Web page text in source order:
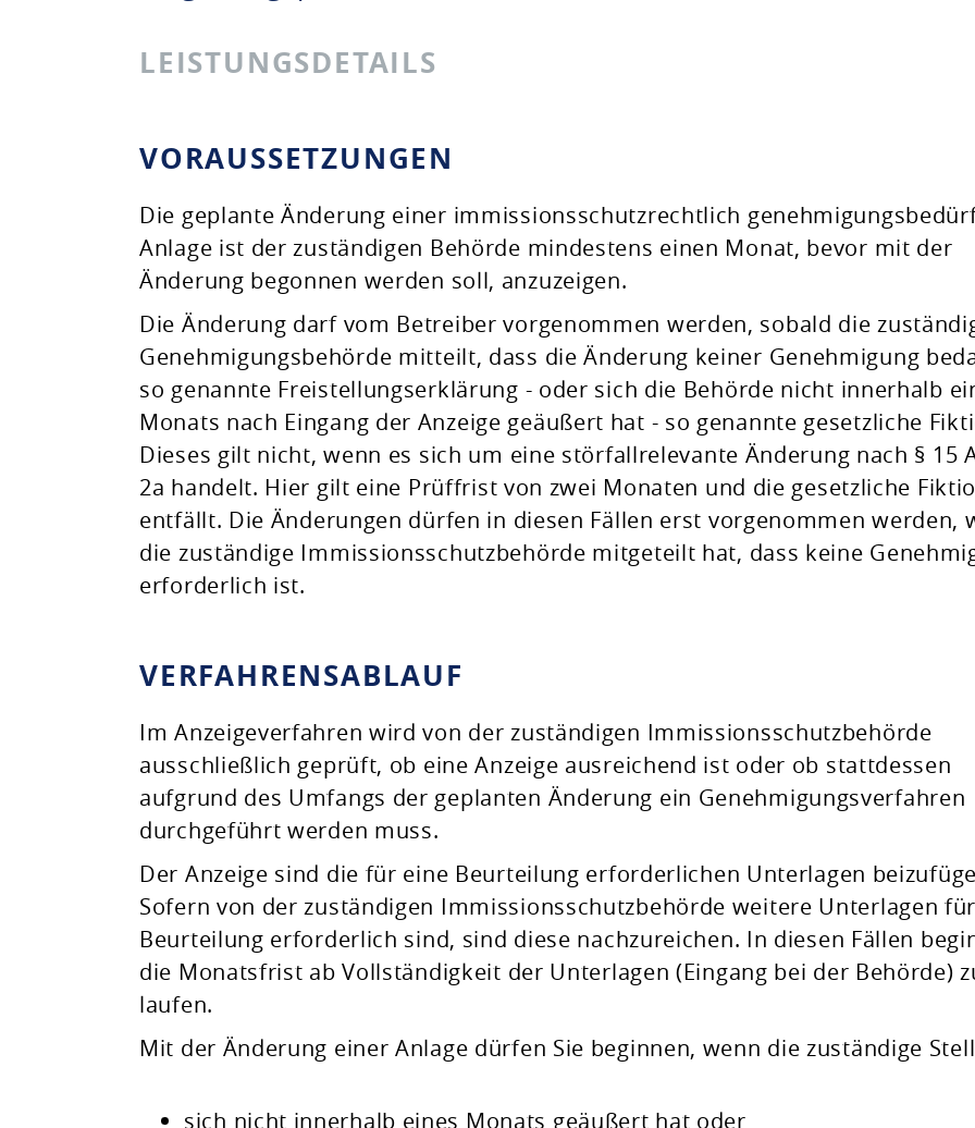
LEISTUNGSDETAILS
VORAUSSETZUNGEN
Die geplante Änderung einer immissionsschutzrechtlich
Anlage ist der zuständigen Behörde mindestens einen Monat, bevor mit der
Änderung begonnen werden soll, anzuzeigen.
Die Änderung darf vom Betreiber vorgenommen werden, sobald die
Genehmigungsbehörde mitteilt, dass die Änderung keiner Genehmigung
so genannte Freistellungserklärung - oder sich die Behörde nicht innerhalb
Monats nach Eingang der Anzeige geäußert hat - so genannte gesetzliche
Dieses gilt nicht, wenn es sich um eine störfallrelevante Änderung nach § 15
2a handelt. Hier gilt eine Prüffrist von zwei Monaten und die gesetzliche
entfällt. Die Änderungen dürfen in diesen Fällen erst vorgenommen werden,
die zuständige Immissionsschutzbehörde mitgeteilt hat, dass keine
erforderlich ist.
VERFAHRENSABLAUF
Im Anzeigeverfahren wird von der zuständigen Immissionsschutzbehörde
ausschließlich geprüft, ob eine Anzeige ausreichend ist oder ob stattdessen
aufgrund des Umfangs der geplanten Änderung ein Genehmigungsverfahren
durchgeführt werden muss.
Der Anzeige sind die für eine Beurteilung erforderlichen Unterlagen
Sofern von der zuständigen Immissionsschutzbehörde weitere Unterlagen
Beurteilung erforderlich sind, sind diese nachzureichen. In diesen Fällen
die Monatsfrist ab Vollständigkeit der Unterlagen (Eingang bei der Behörde)
laufen.
Mit der Änderung einer Anlage dürfen Sie beginnen, wenn die zuständige
sich nicht innerhalb eines Monats geäußert hat oder